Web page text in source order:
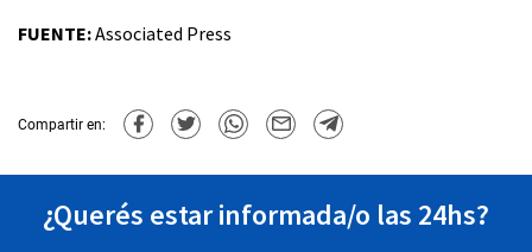
FUENTE:Associated Press
Compartir en:
¿Querés estar informada/o las 24hs?